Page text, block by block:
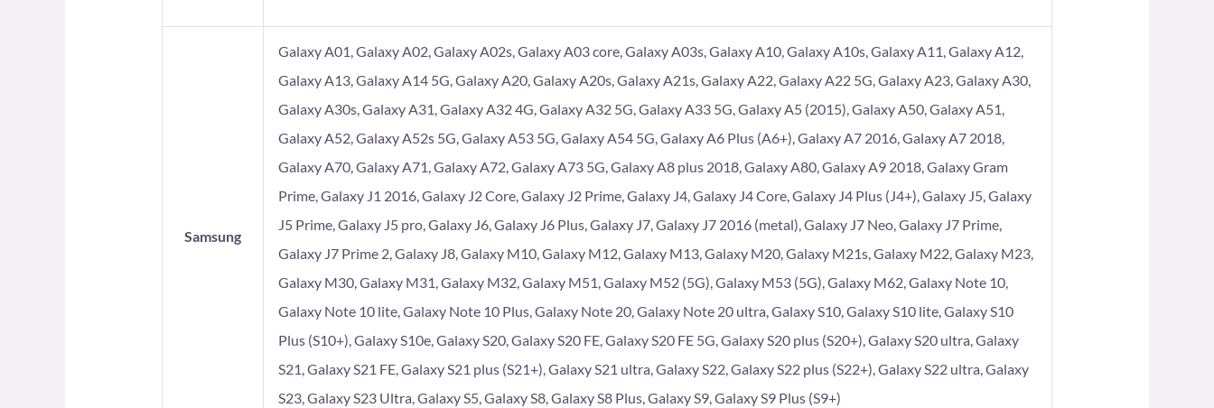
Samsung
Galaxy A01, Galaxy A02, Galaxy A02s, Galaxy A03 core, Galaxy A03s, Galaxy A10, Galaxy A10s, Galaxy A11, Galaxy A12,
Galaxy A13, Galaxy A14 5G, Galaxy A20, Galaxy A20s, Galaxy A21s, Galaxy A22, Galaxy A22 5G, Galaxy A23, Galaxy A30,
Galaxy A30s, Galaxy A31, Galaxy A32 4G, Galaxy A32 5G, Galaxy A33 5G, Galaxy A5 (2015), Galaxy A50, Galaxy A51,
Galaxy A52, Galaxy A52s 5G, Galaxy A53 5G, Galaxy A54 5G, Galaxy A6 Plus (A6+), Galaxy A7 2016, Galaxy A7 2018,
Galaxy A70, Galaxy A71, Galaxy A72, Galaxy A73 5G, Galaxy A8 plus 2018, Galaxy A80, Galaxy A9 2018, Galaxy Gram
Prime, Galaxy J1 2016, Galaxy J2 Core, Galaxy J2 Prime, Galaxy J4, Galaxy J4 Core, Galaxy J4 Plus (J4+), Galaxy J5, Galaxy
J5 Prime, Galaxy J5 pro, Galaxy J6, Galaxy J6 Plus, Galaxy J7, Galaxy J7 2016 (metal), Galaxy J7 Neo, Galaxy J7 Prime,
Galaxy J7 Prime 2, Galaxy J8, Galaxy M10, Galaxy M12, Galaxy M13, Galaxy M20, Galaxy M21s, Galaxy M22, Galaxy M23,
Galaxy M30, Galaxy M31, Galaxy M32, Galaxy M51, Galaxy M52 (5G), Galaxy M53 (5G), Galaxy M62, Galaxy Note 10,
Galaxy Note 10 lite, Galaxy Note 10 Plus, Galaxy Note 20, Galaxy Note 20 ultra, Galaxy S10, Galaxy S10 lite, Galaxy S10
Plus (S10+), Galaxy S10e, Galaxy S20, Galaxy S20 FE, Galaxy S20 FE 5G, Galaxy S20 plus (S20+), Galaxy S20 ultra, Galaxy
S21, Galaxy S21 FE, Galaxy S21 plus (S21+), Galaxy S21 ultra, Galaxy S22, Galaxy S22 plus (S22+), Galaxy S22 ultra, Galaxy
S23, Galaxy S23 Ultra, Galaxy S5, Galaxy S8, Galaxy S8 Plus, Galaxy S9, Galaxy S9 Plus (S9+)